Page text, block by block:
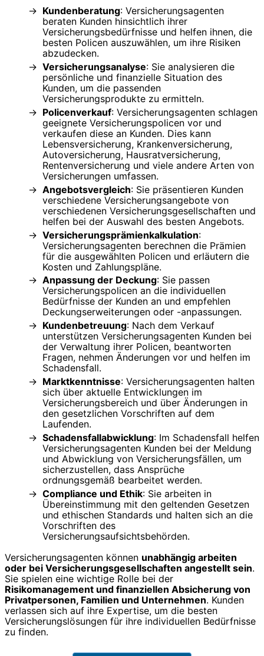
Kundenberatung: Versicherungsagenten
beraten Kunden hinsichtlich ihrer
Versicherungsbedürfnisse und helfen ihnen, die
besten Policen auszuwählen, um ihre Risiken
abzudecken.
Versicherungsanalyse: Sie analysieren die
persönliche und finanzielle Situation des
Kunden, um die passenden
Versicherungsprodukte zu ermitteln.
Policenverkauf: Versicherungsagenten schlagen
geeignete Versicherungspolicen vor und
verkaufen diese an Kunden. Dies kann
Lebensversicherung, Krankenversicherung,
Autoversicherung, Hausratversicherung,
Rentenversicherung und viele andere Arten von
Versicherungen umfassen.
Angebotsvergleich: Sie präsentieren Kunden
verschiedene Versicherungsangebote von
verschiedenen Versicherungsgesellschaften und
helfen bei der Auswahl des besten Angebots.
Versicherungsprämienkalkulation:
Versicherungsagenten berechnen die Prämien
für die ausgewählten Policen und erläutern die
Kosten und Zahlungspläne.
Anpassung der Deckung: Sie passen
Versicherungspolicen an die individuellen
Bedürfnisse der Kunden an und empfehlen
Deckungserweiterungen oder -anpassungen.
Kundenbetreuung: Nach dem Verkauf
unterstützen Versicherungsagenten Kunden bei
der Verwaltung ihrer Policen, beantworten
Fragen, nehmen Änderungen vor und helfen im
Schadensfall.
Marktkenntnisse: Versicherungsagenten halten
sich über aktuelle Entwicklungen im
Versicherungsbereich und über Änderungen in
den gesetzlichen Vorschriften auf dem
Laufenden.
Schadensfallabwicklung: Im Schadensfall helfen
Versicherungsagenten Kunden bei der Meldung
und Abwicklung von Versicherungsfällen, um
sicherzustellen, dass Ansprüche
ordnungsgemäß bearbeitet werden.
Compliance und Ethik: Sie arbeiten in
Übereinstimmung mit den geltenden Gesetzen
und ethischen Standards und halten sich an die
Vorschriften des
Versicherungsaufsichtsbehörden.
Versicherungsagenten können unabhängig arbeiten
oder bei Versicherungsgesellschaften angestellt sein.
Sie spielen eine wichtige Rolle bei der
Risikomanagement und finanziellen Absicherung von
Privatpersonen, Familien und Unternehmen. Kunden
verlassen sich auf ihre Expertise, um die besten
Versicherungslösungen für ihre individuellen Bedürfnisse
zu finden.